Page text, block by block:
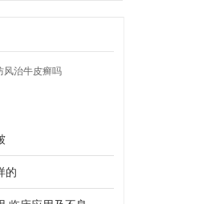
风治牛皮癣吗
的